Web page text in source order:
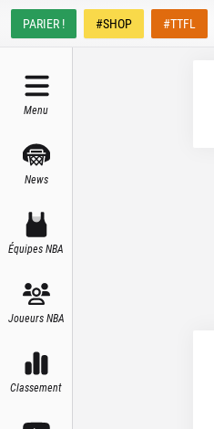
PARIER ! #SHOP #TTFL
Menu
News
Équipes NBA
Joueurs NBA
Classement